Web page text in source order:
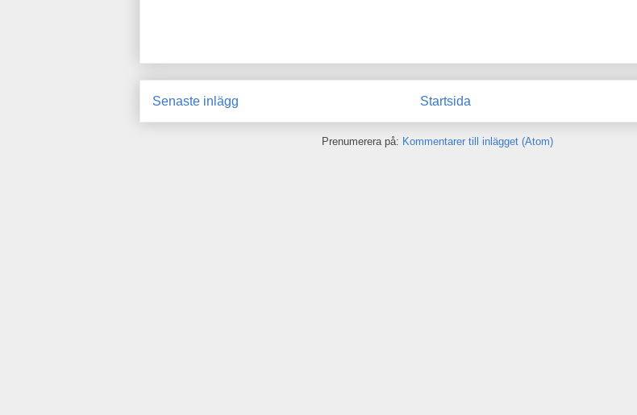
Senaste inlägg Startsida
Prenumerera på: Kommentarer till inlägget (Atom)